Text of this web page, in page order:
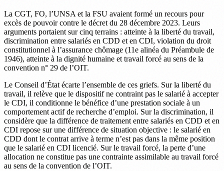
La CGT, FO, l’UNSA et la FSU avaient formé un recours pour
excès de pouvoir contre le décret du 28 décembre 2023. Leurs
arguments portaient sur cinq terrains : atteinte à la liberté du travail,
discrimination entre salariés en CDD et en CDI, violation du droit
constitutionnel à l’assurance chômage (11e alinéa du Préambule de
1946), atteinte à la dignité humaine et travail forcé au sens de la
convention n° 29 de l’OIT.
Le Conseil d’État écarte l’ensemble de ces griefs. Sur la liberté du
travail, il relève que le dispositif ne contraint pas le salarié à accepter
le CDI, il conditionne le bénéfice d’une prestation sociale à un
comportement actif de recherche d’emploi. Sur la discrimination, il
considère que la différence de traitement entre salariés en CDD et en
CDI repose sur une différence de situation objective : le salarié en
CDD dont le contrat arrive à terme n’est pas dans la même position
que le salarié en CDI licencié. Sur le travail forcé, la perte d’une
allocation ne constitue pas une contrainte assimilable au travail forcé
au sens de la convention de l’OIT.